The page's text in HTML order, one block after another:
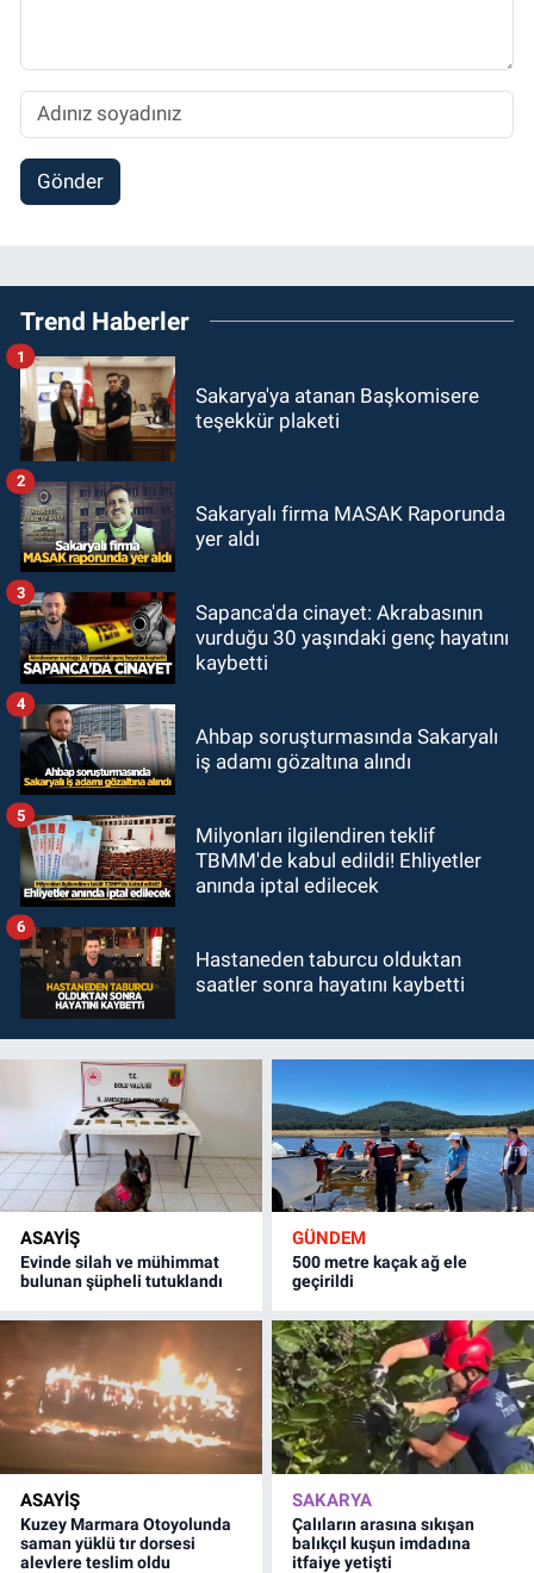
Gönder
Trend Haberler
Sakarya'ya atanan Başkomisere
teşekkür plaketi
1
Sakaryalı firma MASAK Raporunda
yer aldı
2
Sapanca'da cinayet: Akrabasının
vurduğu 30 yaşındaki genç hayatını
kaybetti
3
Ahbap soruşturmasında Sakaryalı
iş adamı gözaltına alındı
4
Milyonları ilgilendiren teklif
TBMM'de kabul edildi! Ehliyetler
anında iptal edilecek
5
Hastaneden taburcu olduktan
saatler sonra hayatını kaybetti
6
ASAYİŞ
Evinde silah ve mühimmat
bulunan şüpheli tutuklandı
GÜNDEM
500 metre kaçak ağ ele
geçirildi
ASAYİŞ
Kuzey Marmara Otoyolunda
saman yüklü tır dorsesi
alevlere teslim oldu
SAKARYA
Çalıların arasına sıkışan
balıkçıl kuşun imdadına
itfaiye yetişti